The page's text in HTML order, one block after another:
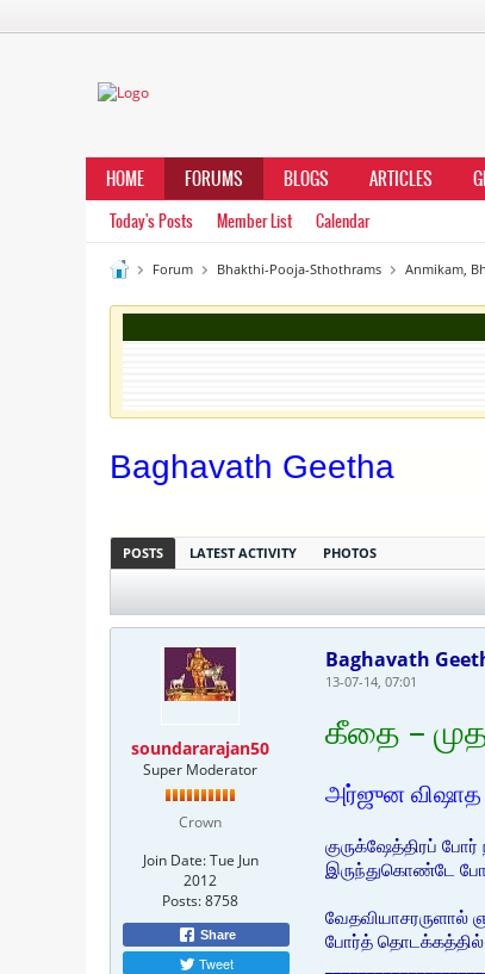
HOME FORUMS BLOGS ARTICLES
Today's Posts Member List Calendar
Forum Bhakthi-Pooja-Sthothrams Anmikam,
Baghavath Geetha
POSTS LATEST ACTIVITY PHOTOS
soundararajan50
Super Moderator
Crown
Join Date: Tue Jun
2012
Posts:8758
Share
Tweet
Baghavath
13-07-14, 07:01
கீதை –
அர்ஜுன
குருக்ஷேத்திரப்
இருந்துகொண்டே
வேதவியாசரருளால்
போர்த் தொடக்கத்தில்